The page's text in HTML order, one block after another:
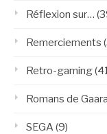
Réflexion sur…
Remerciements
Retro-gaming
Romans de Gaara
SEGA(9)